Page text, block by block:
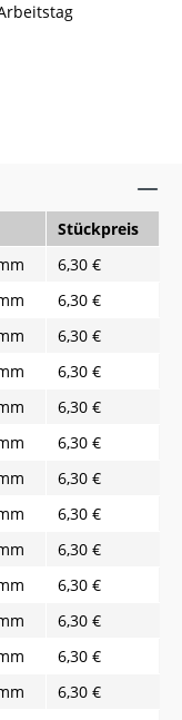
Stückpreis
6,30 €
6,30 €
6,30 €
6,30 €
6,30 €
6,30 €
6,30 €
6,30 €
6,30 €
6,30 €
6,30 €
6,30 €
6,30 €